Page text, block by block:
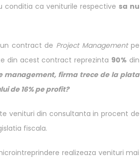
conditia ca veniturile respective sa nu
contract de Project Managementpe
din acest contract reprezinta 90% din
management, firma trece de la plata
de 16% pe profit?
venituri din consultanta in procent de
fiscala.
realizeaza venituri mai